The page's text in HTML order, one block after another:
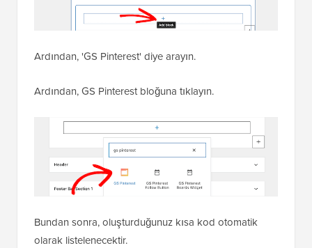
Ardından, 'GS Pinterest' diye arayın.
Ardından, GS Pinterest bloğuna tıklayın.
Bundan sonra, oluşturduğunuz kısa kod otomatik
olarak listelenecektir.